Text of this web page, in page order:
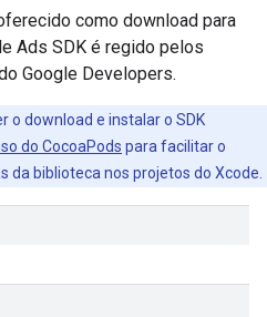
como download para
Ads SDK é regido pelos
Google Developers.
o download e instalar o SDK
do CocoaPods para facilitar o
biblioteca nos projetos do Xcode.